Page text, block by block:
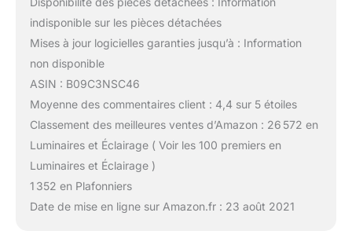
indisponible sur les pièces détachées
Mises à jour logicielles garanties jusqu’à : Information
non disponible
ASIN : B09C3NSC46
Moyenne des commentaires client : 4,4 sur 5 étoiles
Classement des meilleures ventes d’Amazon : 26 572 en
Luminaires et Éclairage ( Voir les 100 premiers en
Luminaires et Éclairage )
1 352 en Plafonniers
Date de mise en ligne sur Amazon.fr : 23 août 2021